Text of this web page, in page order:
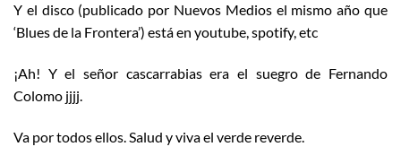
Y el disco (publicado por Nuevos Medios el mismo año que
‘Blues de la Frontera’) está en youtube, spotify, etc
¡Ah! Y el señor cascarrabias era el suegro de Fernando
Colomo jjjj.
Va por todos ellos. Salud y viva el verde reverde.